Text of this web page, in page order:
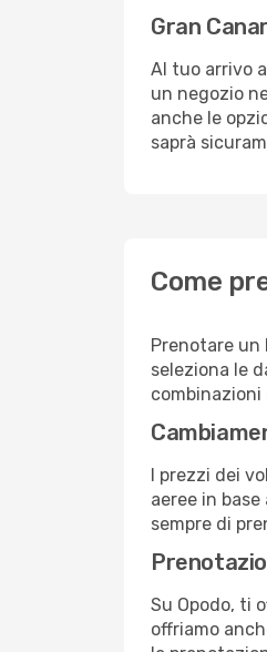
Gran
Al tuo arrivo
un negozio
anche le
saprà
Come
Prenotare un
seleziona le
combinazioni
I prezzi dei
aeree in
sempre di
Su Opodo, ti
offriamo